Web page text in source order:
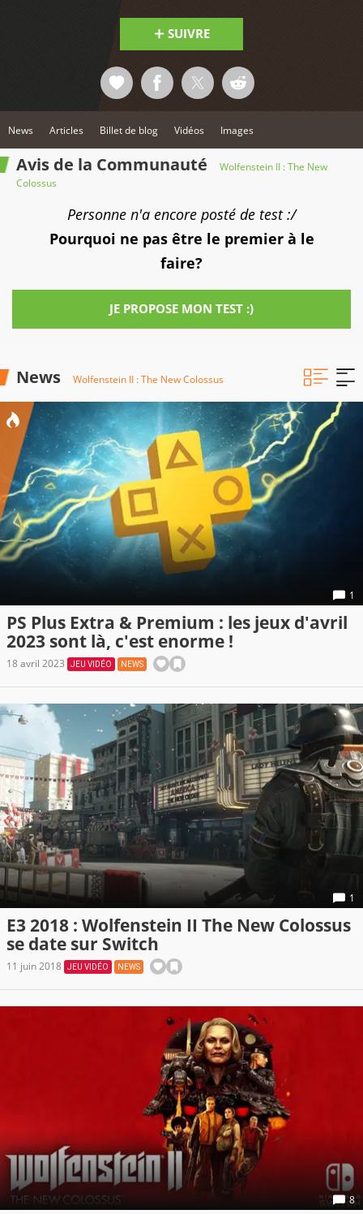
SUIVRE
News Articles Billet de blog Vidéos Images
Avis de la Communauté
Wolfenstein II : The New
Colossus
Personne n'a encore posté de test :/
Pourquoi ne pas être le premier à le
faire?
JE PROPOSE MON TEST :)
News Wolfenstein II : The New Colossus
1
PS Plus Extra & Premium : les jeux d'avril
2023 sont là, c'est enorme !
18 avril 2023 JEU VIDÉO NEWS
1
E3 2018 : Wolfenstein II The New Colossus
se date sur Switch
11 juin 2018 JEU VIDÉO NEWS
8